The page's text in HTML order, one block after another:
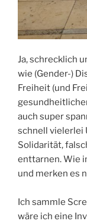
Ja, schrecklich
wie (Gender-)
Freiheit (und
auch super
schnell vielerlei
Solidarität,
enttarnen. Wie
und merken es
Ich sammle
wäre ich eine